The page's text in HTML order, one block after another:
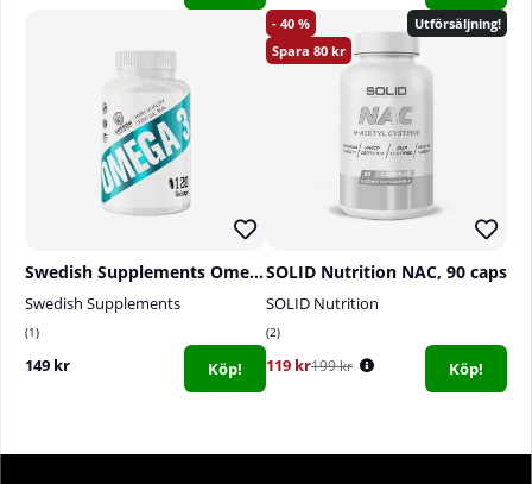
Swedish Supplements Omega-3, 120 caps
Swedish Supplements
1
149 kr Köp!
40
80
Utförsäljning!
SOLID Nutrition NAC, 90 caps
SOLID Nutrition
2
119 kr199 kr Köp!